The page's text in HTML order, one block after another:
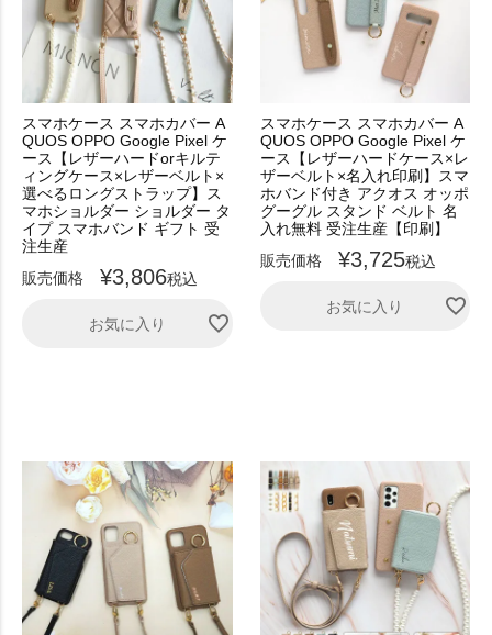
スマホケース スマホカバー A
QUOS OPPO Google Pixel ケ
ース【レザーハードorキルテ
ィングケース×レザーベルト×
選べるロングストラップ】ス
マホショルダー ショルダー タ
イプ スマホバンド ギフト 受
注生産
販売価格
¥3,806税込
お気に入り
スマホケース スマホカバー A
QUOS OPPO Google Pixel ケ
ース【レザーハードケース×レ
ザーベルト×名入れ印刷】スマ
ホバンド付き アクオス オッポ
グーグル スタンド ベルト 名
入れ無料 受注生産【印刷】
販売価格
¥3,725税込
お気に入り